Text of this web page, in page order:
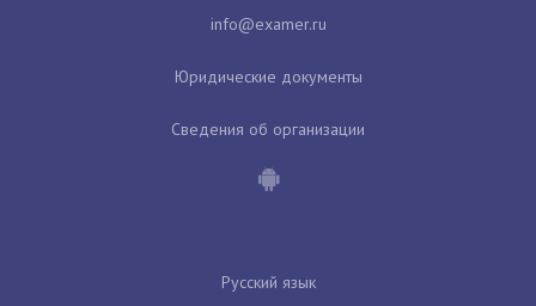
Юридические документы
Сведения об организации
Русский язык